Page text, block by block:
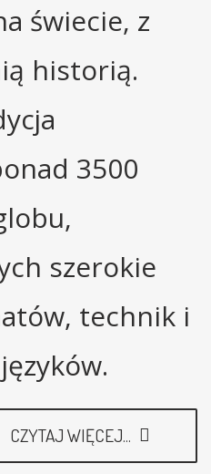
świecie, z
historią.
3500
szerokie
technik i
CZYTAJ WIĘCEJ...